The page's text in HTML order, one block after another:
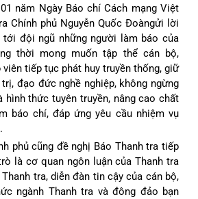
năm Ngày Báo chí Cách mạng Việt
Chính phủ Nguyễn Quốc Đoàngửi lời
đội ngũ những người làm báo của
thời mong muốn tập thể cán bộ,
viên tiếp tục phát huy truyền thống, giữ
đạo đức nghề nghiệp, không ngừng
thức tuyên truyền, nâng cao chất
báo chí, đáp ứng yêu cầu nhiệm vụ
phủ cũng đề nghị Báo Thanh tra tiếp
là cơ quan ngôn luận của Thanh tra
tra, diễn đàn tin cậy của cán bộ,
ngành Thanh tra và đông đảo bạn